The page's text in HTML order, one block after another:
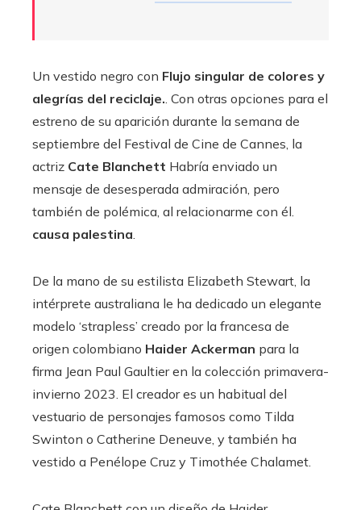
Un vestido negro con Flujo singular de colores y
alegrías del reciclaje.. Con otras opciones para el
estreno de su aparición durante la semana de
septiembre del Festival de Cine de Cannes, la
actriz Cate Blanchett Habría enviado un
mensaje de desesperada admiración, pero
también de polémica, al relacionarme con él.
causa palestina.
De la mano de su estilista Elizabeth Stewart, la
intérprete australiana le ha dedicado un elegante
modelo ‘strapless’ creado por la francesa de
origen colombiano Haider Ackerman para la
firma Jean Paul Gaultier en la colección primavera-
invierno 2023. El creador es un habitual del
vestuario de personajes famosos como Tilda
Swinton o Catherine Deneuve, y también ha
vestido a Penélope Cruz y Timothée Chalamet.